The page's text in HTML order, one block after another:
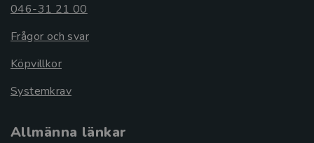
046-31 21 00
Frågor och svar
Köpvillkor
Systemkrav
Allmänna länkar